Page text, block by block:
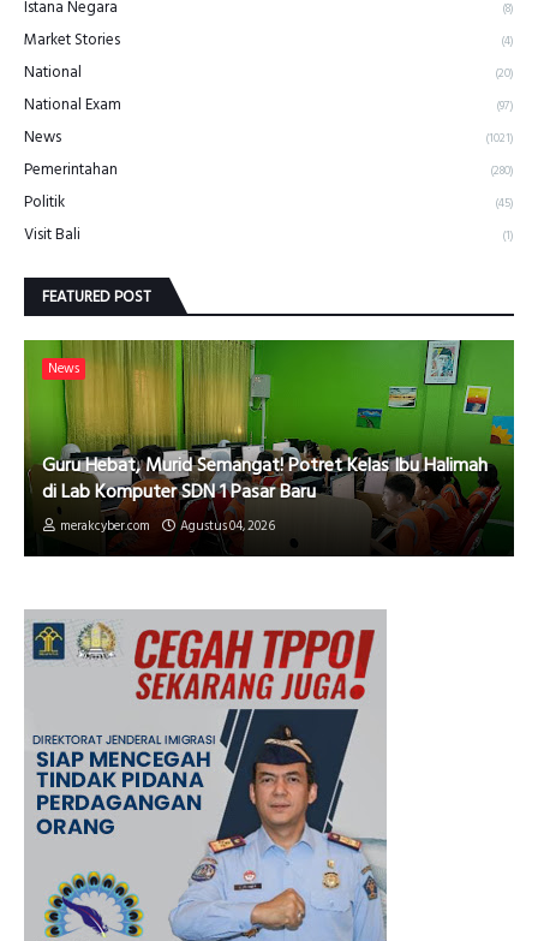
Istana Negara (8)
Market Stories (4)
National (20)
National Exam (97)
News (1021)
Pemerintahan (280)
Politik (45)
Visit Bali (1)
FEATURED POST
News
Guru Hebat, Murid Semangat! Potret Kelas Ibu Halimah
di Lab Komputer SDN 1 Pasar Baru
merakcyber.com Agustus 04, 2026